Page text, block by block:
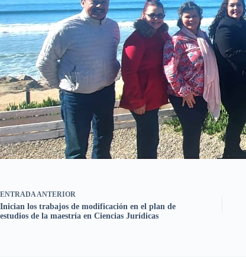
ENTRADAANTERIOR
Inician los trabajos de modificación en el plan de
estudios de la maestría en Ciencias Jurídicas